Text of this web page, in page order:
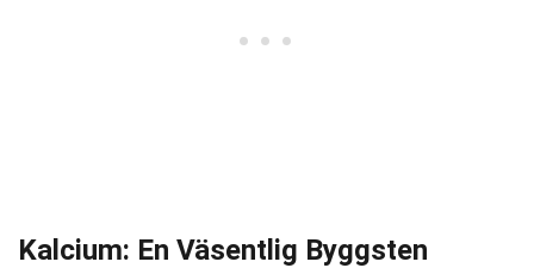
Kalcium: En Väsentlig Byggsten